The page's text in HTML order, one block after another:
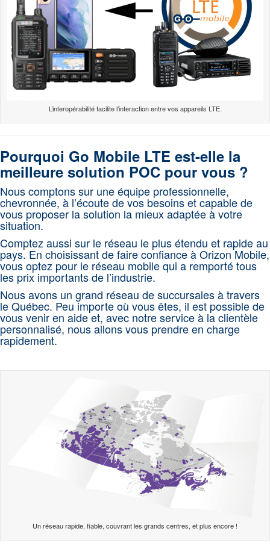
L’interopérabilité facilite l’interaction entre vos appareils LTE.
Pourquoi Go Mobile LTE est-elle la
meilleure solution POC pour vous ?
Nous comptons sur une équipe professionnelle,
chevronnée, à l’écoute de vos besoins et capable de
vous proposer la solution la mieux adaptée à votre
situation.
Comptez aussi sur le réseau le plus étendu et rapide au
pays. En choisissant de faire confiance à Orizon Mobile,
vous optez pour le réseau mobile qui a remporté tous
les prix importants de l’industrie.
Nous avons un grand réseau de succursales à travers
le Québec. Peu importe où vous êtes, il est possible de
vous venir en aide et, avec notre service à la clientèle
personnalisé, nous allons vous prendre en charge
rapidement.
Un réseau rapide, fiable, couvrant les grands centres, et plus encore !